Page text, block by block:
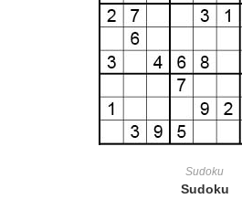
Sudoku
Sudoku